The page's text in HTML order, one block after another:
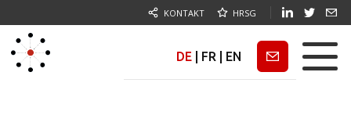
KONTAKT HRSG
DE FR EN Newsletter